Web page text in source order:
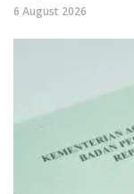
6 August 2026